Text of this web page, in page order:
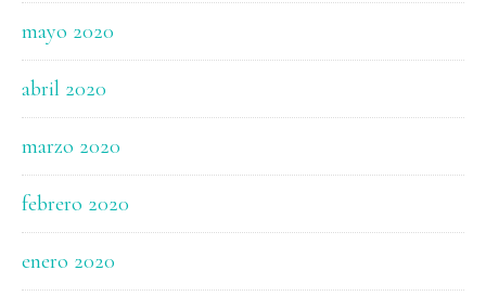
mayo 2020
abril 2020
marzo 2020
febrero 2020
enero 2020